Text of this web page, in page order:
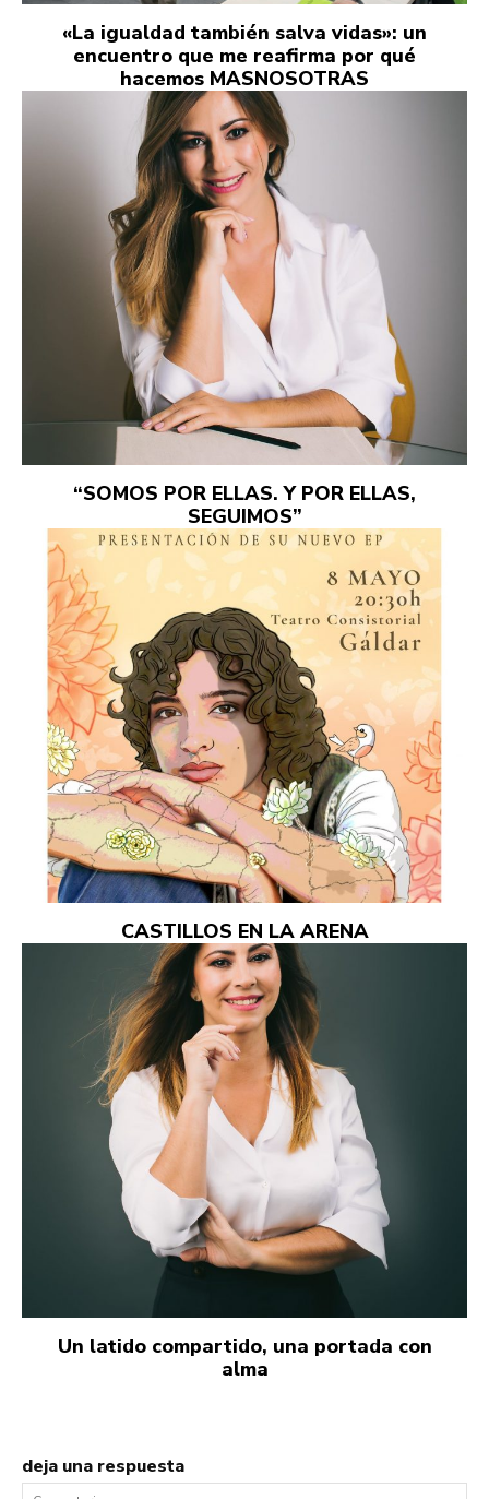
«La igualdad también salva vidas»: un
encuentro que me reafirma por qué
hacemos MASNOSOTRAS
“SOMOS POR ELLAS. Y POR ELLAS,
SEGUIMOS”
CASTILLOS EN LA ARENA
Un latido compartido, una portada con
alma
deja una respuesta